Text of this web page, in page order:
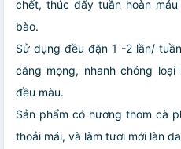
chết, thúc đẩy tuần hoàn
bào.
Sử dụng đều đặn 1 -2 lần/
căng mọng, nhanh chóng
đều màu.
Sản phẩm có hương thơm cà
thoải mái, và làm tươi mới làn